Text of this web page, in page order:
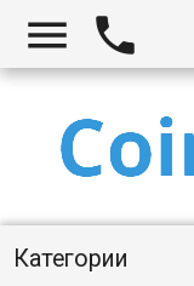
 
Категории